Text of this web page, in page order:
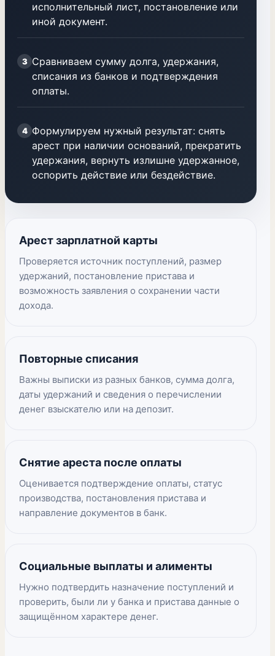
исполнительный лист, постановление или
иной документ.
3 Сравниваем сумму долга, удержания,
списания из банков и подтверждения
оплаты.
4 Формулируем нужный результат: снять
арест при наличии оснований, прекратить
удержания, вернуть излишне удержанное,
оспорить действие или бездействие.
Арест зарплатной карты
Проверяется источник поступлений, размер
удержаний, постановление пристава и
возможность заявления о сохранении части
дохода.
Повторные списания
Важны выписки из разных банков, сумма долга,
даты удержаний и сведения о перечислении
денег взыскателю или на депозит.
Снятие ареста после оплаты
Оценивается подтверждение оплаты, статус
производства, постановления пристава и
направление документов в банк.
Социальные выплаты и алименты
Нужно подтвердить назначение поступлений и
проверить, были ли у банка и пристава данные о
защищённом характере денег.